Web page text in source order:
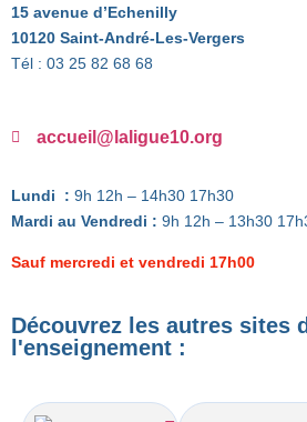
15 avenue d’Echenilly
10120 Saint-André-Les-Vergers
Tél : 03 25 82 68 68
accueil@laligue10.org
Lundi : 9h 12h – 14h30 17h30
Mardi au Vendredi : 9h 12h – 13h30
Sauf mercredi et vendredi 17h00
Découvrez les autres sites
l'enseignement :